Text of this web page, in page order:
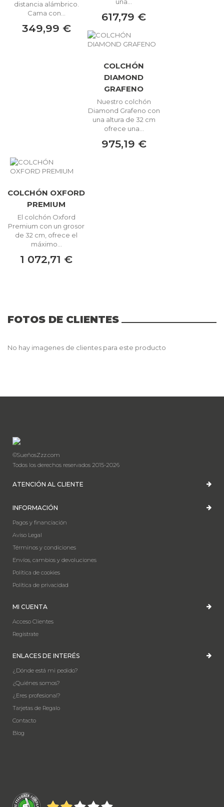
distancia alámbrico.
Cama con...
349,99 €
617,79 €
COLCHÓN
DIAMOND
GRAFENO
Nuestro colchón
Diamond Grafeno con
una altura de 32 cm
ofrece una...
975,19 €
COLCHÓN OXFORD
PREMIUM
El colchón Oxford
Premium con un grosor
de 32 cm, ofrece el
máximo...
1 072,71 €
FOTOS DE CLIENTES
No hay imagenes de clientes para este producto
©SueñosZzz.com
Todos los derechos reservados 2015-2026
ATENCIÓN AL CLIENTE
INFORMACIÓN
Pagos y financiación
Aviso Legal
Términos y condiciones
Envíos, cambios y devoluciones
Política de cookies
Política de privacidad
MI CUENTA
Acceso Clientes
Registrate
ENLACES DE INTERÉS
¿Dónde está mi pedido?
¿Quiénes somos?
¿Eres profesional?
Tarjetas de Regalo
Contacto
Blog